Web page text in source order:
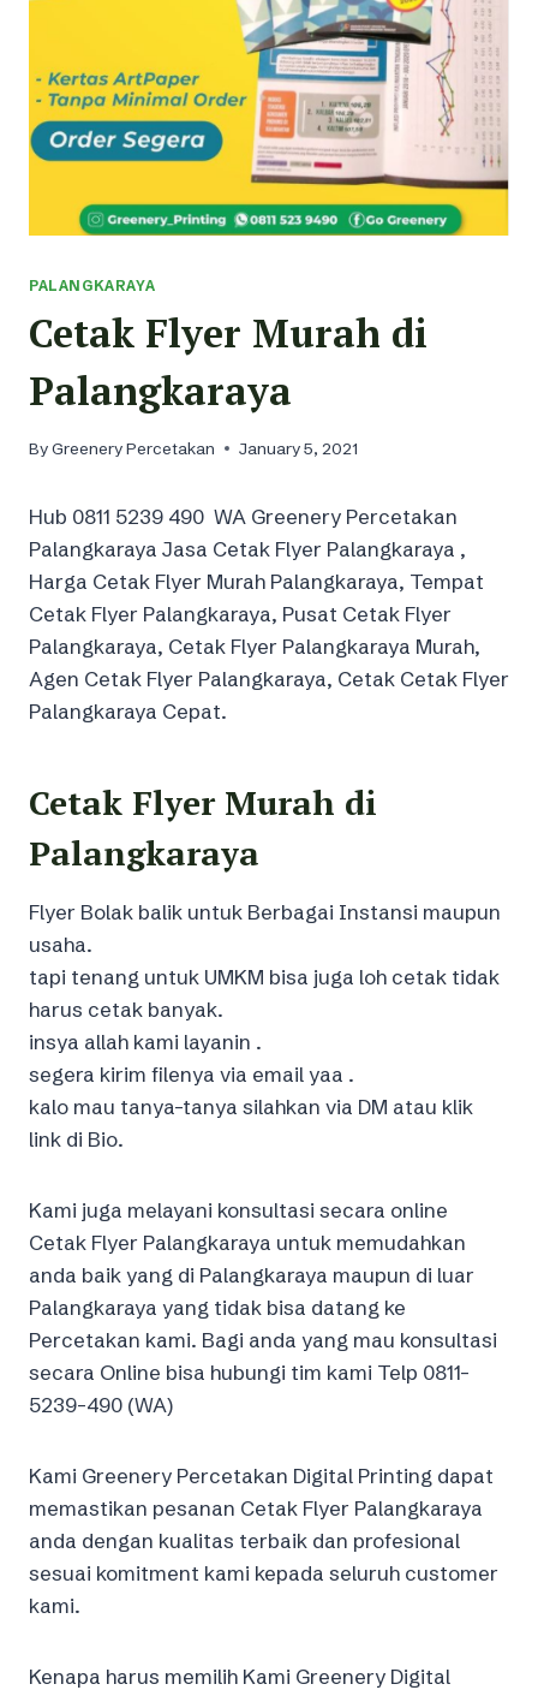
PALANGKARAYA
Cetak Flyer Murah di
Palangkaraya
ByGreenery Percetakan January 5, 2021
Hub 0811 5239 490 WA Greenery Percetakan
Palangkaraya Jasa Cetak Flyer Palangkaraya ,
Harga Cetak Flyer Murah Palangkaraya, Tempat
Cetak Flyer Palangkaraya, Pusat Cetak Flyer
Palangkaraya, Cetak Flyer Palangkaraya Murah,
Agen Cetak Flyer Palangkaraya, Cetak Cetak Flyer
Palangkaraya Cepat.
Cetak Flyer Murah di
Palangkaraya
Flyer Bolak balik untuk Berbagai Instansi maupun
usaha.
tapi tenang untuk UMKM bisa juga loh cetak tidak
harus cetak banyak.
insya allah kami layanin .
segera kirim filenya via email yaa .
kalo mau tanya-tanya silahkan via DM atau klik
link di Bio.
Kami juga melayani konsultasi secara online
Cetak Flyer Palangkaraya untuk memudahkan
anda baik yang di Palangkaraya maupun di luar
Palangkaraya yang tidak bisa datang ke
Percetakan kami. Bagi anda yang mau konsultasi
secara Online bisa hubungi tim kami Telp 0811-
5239-490 (WA)
Kami Greenery Percetakan Digital Printing dapat
memastikan pesanan Cetak Flyer Palangkaraya
anda dengan kualitas terbaik dan profesional
sesuai komitment kami kepada seluruh customer
kami.
Kenapa harus memilih Kami Greenery Digital